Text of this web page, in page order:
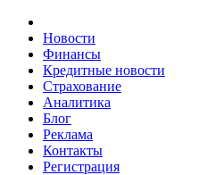
Новости
Финансы
Кредитные новости
Страхование
Аналитика
Блог
Реклама
Контакты
Регистрация